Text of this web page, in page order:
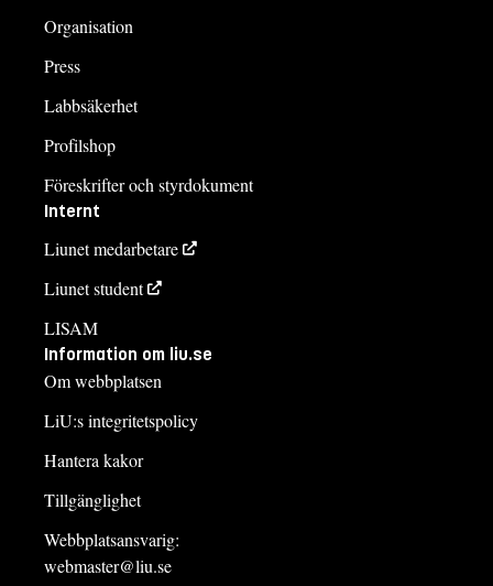
Organisation
Press
Labbsäkerhet
Profilshop
Föreskrifter och styrdokument
Internt
Liunet medarbetare
Liunet student
LISAM
Information om liu.se
Om webbplatsen
LiU:s integritetspolicy
Hantera kakor
Tillgänglighet
Webbplatsansvarig:
webmaster@liu.se